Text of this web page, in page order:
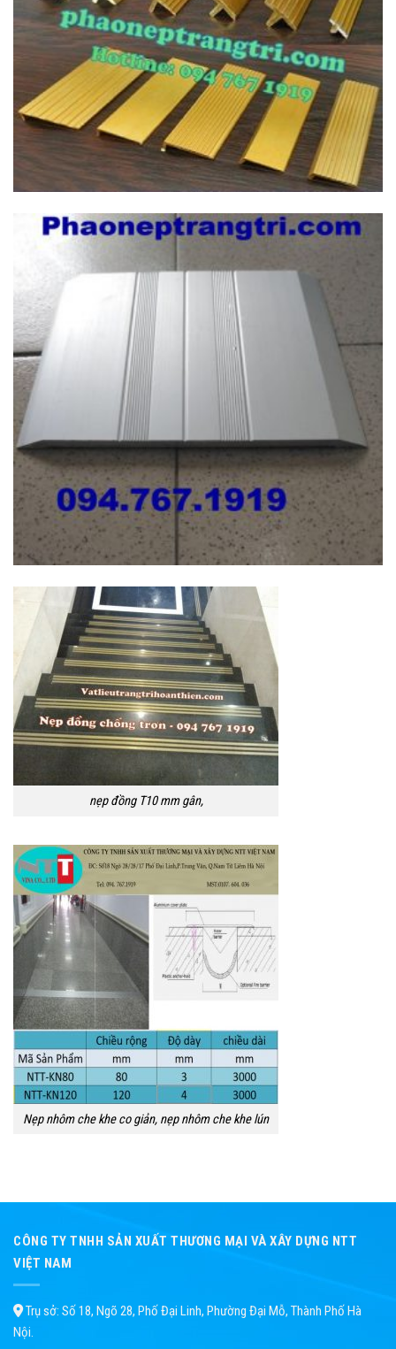
nẹp đồng T10 mm gân,
Nẹp nhôm che khe co giản, nẹp nhôm che khe lún
CÔNG TY TNHH SẢN XUẤT THƯƠNG MẠI VÀ XÂY DỰNG NTT
VIỆT NAM
Trụ sở: Số 18, Ngõ 28, Phố Đại Linh, Phường Đại Mỗ, Thành Phố Hà
Nội.